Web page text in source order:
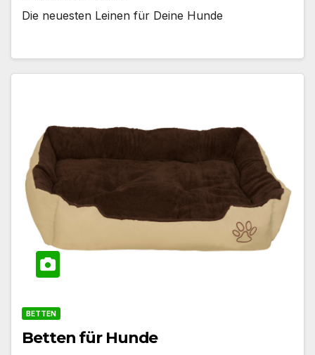
Die neuesten Leinen für Deine Hunde
BETTEN
Betten für Hunde